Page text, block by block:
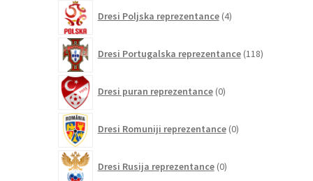
Dresi Poljska reprezentance 4izdelki
Dresi Portugalska reprezentance 118izdelkov
Dresi puran reprezentance 0izdelkov
Dresi Romuniji reprezentance 0izdelkov
Dresi Rusija reprezentance 0izdelkov